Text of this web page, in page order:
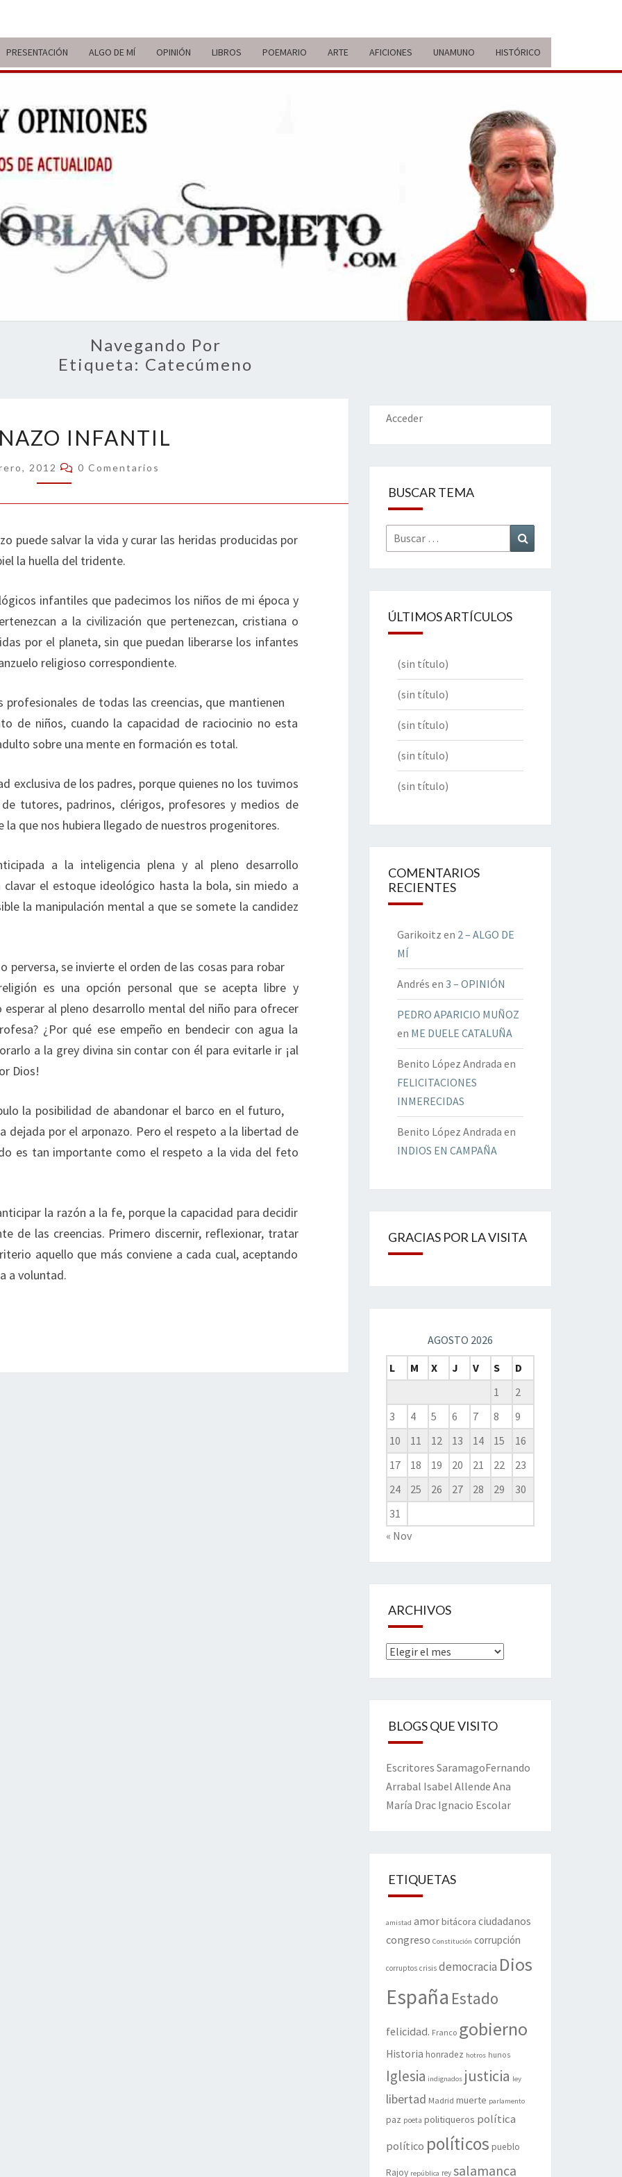
PRESENTACIÓN ALGO DE MÍ OPINIÓN LIBROS POEMARIO ARTE AFICIONES UNAMUNO HISTÓRICO
ITINERARIO
DE VIDA Y
OPINIONES
BREVE
RECORRIDO
VITAL Y
COMENTARIOS
ACTUALIDAD
Navegando Por
Etiqueta: Catecúmeno
INFANTIL
INFANTIL
2012 Comentarios
0 Comentarios
puede salvar la vida y curar las heridas producidas por
la huella del tridente.
infantiles que padecimos los niños de mi época y
a la civilización que pertenezcan, cristiana o
por el planeta, sin que puedan liberarse los infantes
religioso correspondiente.
de todas las creencias, que mantienen
de niños, cuando la capacidad de raciocinio no esta
sobre una mente en formación es total.
exclusiva de los padres, porque quienes no los tuvimos
tutores, padrinos, clérigos, profesores y medios de
la que nos hubiera llegado de nuestros progenitores.
a la inteligencia plena y al pleno desarrollo
el estoque ideológico hasta la bola, sin miedo a
la manipulación mental a que se somete la candidez
perversa, se invierte el orden de las cosas para robar
es una opción personal que se acepta libre y
al pleno desarrollo mental del niño para ofrecer
¿Por qué ese empeño en bendecir con agua la
a la grey divina sin contar con él para evitarle ir ¡al
Dios!
la posibilidad de abandonar el barco en el futuro,
dejada por el arponazo. Pero el respeto a la libertad de
es tan importante como el respeto a la vida del feto
la razón a la fe, porque la capacidad para decidir
de las creencias. Primero discernir, reflexionar, tratar
aquello que más conviene a cada cual, aceptando
a voluntad.
Acceder
BUSCAR TEMA
Buscar
por:
ÚLTIMOS ARTÍCULOS
(sin título)
(sin título)
(sin título)
(sin título)
(sin título)
COMENTARIOS
RECIENTES
Garikoitz en 2 – ALGO DE
MÍ
Andrés en 3 – OPINIÓN
PEDRO APARICIO MUÑOZ
en ME DUELE CATALUÑA
Benito López Andrada en
FELICITACIONES
INMERECIDAS
Benito López Andrada en
INDIOS EN CAMPAÑA
GRACIAS POR LA VISITA
AGOSTO 2026
L
M X J V S
D
1
2
3
4 5 6 7 8
9
10
11 12 13 14 15
16
17
18 19 20 21 22
23
24
25 26 27 28 29
30
31
« Nov
ARCHIVOS
Archivos
BLOGS QUE VISITO
Escritores SaramagoFernando
Arrabal Isabel Allende Ana
María Drac Ignacio Escolar
ETIQUETAS
amistad amorbitácora ciudadanos
congreso Constitución corrupción
corruptos crisis democracia Dios
España Estado
felicidad. Franco gobierno
Historia honradez hotros hunos
Iglesia indignados justicia ley
libertad Madrid muerte parlamento
paz poeta politiqueros política
político políticos pueblo
Rajoy república rey salamanca